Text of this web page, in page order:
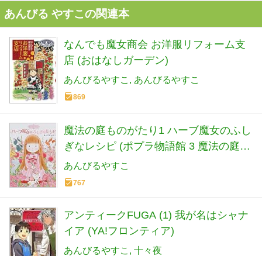
あんびる やすこの関連本
なんでも魔女商会 お洋服リフォーム支
店 (おはなしガーデン)
あんびるやすこ あんびるやすこ
869
魔法の庭ものがたり1 ハーブ魔女のふし
ぎなレシピ (ポプラ物語館 3 魔法の庭も
のがたり 1)
あんびるやすこ
767
アンティークFUGA (1) 我が名はシャナ
イア (YA!フロンティア)
あんびるやすこ 十々夜